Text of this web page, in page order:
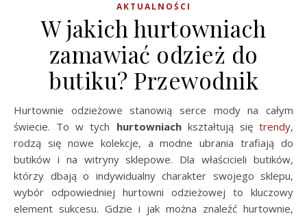
AKTUALNOŚCI
W jakich hurtowniach
zamawiać odzież do
butiku? Przewodnik
Hurtownie odzieżowe stanowią serce mody na całym
świecie. To w tych hurtowniachkształtują siętrendy,
rodzą się nowe kolekcje, a modne ubrania trafiają do
butików i na witryny sklepowe. Dla właścicieli butików,
którzy dbają o indywidualny charakter swojego sklepu,
wybór odpowiedniej hurtowni odzieżowej to kluczowy
element sukcesu. Gdzie i jak można znaleźć hurtownie,